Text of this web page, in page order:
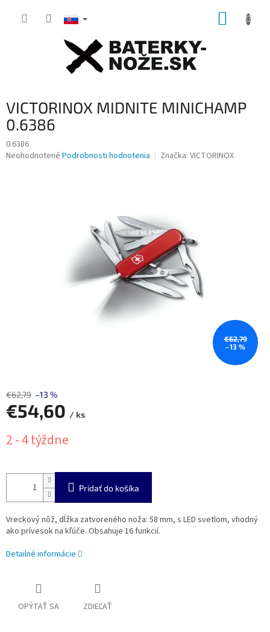
VICTORINOX MIDNITE MINICHAMP
0.6386
0.6386
Priemerné
Neohodnotené Podrobnosti hodnotenia Značka: VICTORINOX
€62,79
–13 %
€62,79 –13 %
€54,60 / ks
cena:
2 - 4 týždne
Pridať do košíka
Vreckový nôž, dĺžka zatvoreného noža: 58 mm, s LED svetlom, vhodný
ako prívesok na kľúče. Obsahuje 16 funkcií.
Detailné informácie
OPÝTAŤ SA ZDIEĽAŤ